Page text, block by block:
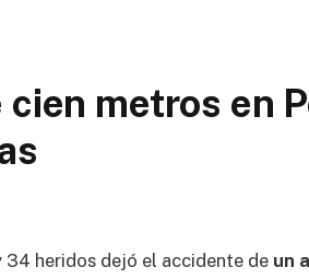
cien metros en
34 heridos dejó el accidente de un